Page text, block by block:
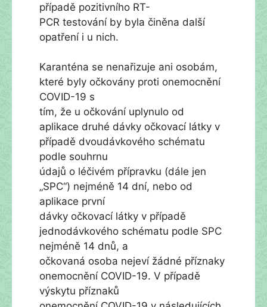
případě pozitivního RT-
PCR testování by byla činěna další
opatření i u nich.
Karanténa se nenařizuje ani osobám,
které byly očkovány proti onemocnění
COVID-19 s
tím, že u očkování uplynulo od
aplikace druhé dávky očkovací látky v
případě dvoudávkového schématu
podle souhrnu
údajů o léčivém přípravku (dále jen
„SPC“) nejméně 14 dní, nebo od
aplikace první
dávky očkovací látky v případě
jednodávkového schématu podle SPC
nejméně 14 dnů, a
očkovaná osoba nejeví žádné příznaky
onemocnění COVID-19. V případě
výskytu příznaků